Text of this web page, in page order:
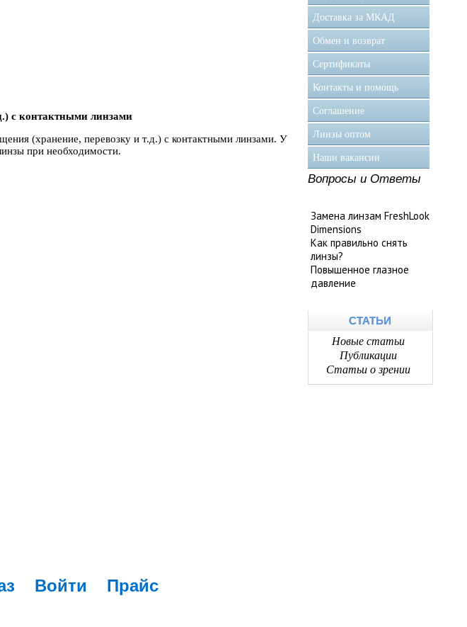
с контактными линзами
(хранение, перевозку и т.д.) с контактными линзами. У
при необходимости.
Доставка за МКАД
Обмен и возврат
Сертификаты
Контакты и помощь
Соглашение
Линзы оптом
Наши вакансии
Вопросы и Ответы
Замена линзам FreshLook
Dimensions
Как правильно снять
линзы?
Повышенное глазное
давление
СТАТЬИ
Новые статьи
Публикации
Статьи о зрении
Войти Прайс